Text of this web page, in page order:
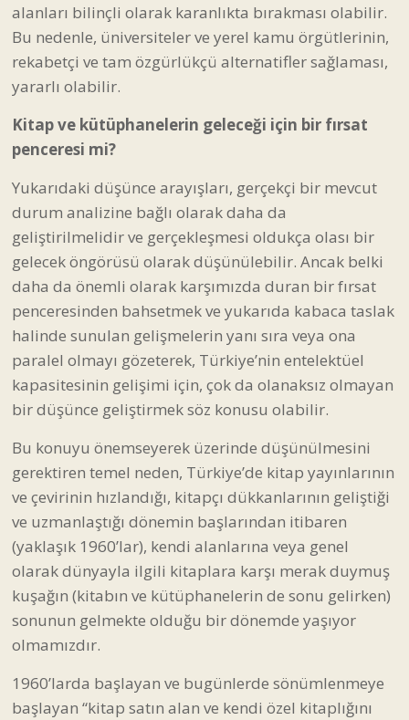
alanları bilinçli olarak karanlıkta bırakması olabilir.
Bu nedenle, üniversiteler ve yerel kamu örgütlerinin,
rekabetçi ve tam özgürlükçü alternatifler sağlaması,
yararlı olabilir.
Kitap ve kütüphanelerin geleceği için bir fırsat
penceresi mi?
Yukarıdaki düşünce arayışları, gerçekçi bir mevcut
durum analizine bağlı olarak daha da
geliştirilmelidir ve gerçekleşmesi oldukça olası bir
gelecek öngörüsü olarak düşünülebilir. Ancak belki
daha da önemli olarak karşımızda duran bir fırsat
penceresinden bahsetmek ve yukarıda kabaca taslak
halinde sunulan gelişmelerin yanı sıra veya ona
paralel olmayı gözeterek, Türkiye’nin entelektüel
kapasitesinin gelişimi için, çok da olanaksız olmayan
bir düşünce geliştirmek söz konusu olabilir.
Bu konuyu önemseyerek üzerinde düşünülmesini
gerektiren temel neden, Türkiye’de kitap yayınlarının
ve çevirinin hızlandığı, kitapçı dükkanlarının geliştiği
ve uzmanlaştığı dönemin başlarından itibaren
(yaklaşık 1960’lar), kendi alanlarına veya genel
olarak dünyayla ilgili kitaplara karşı merak duymuş
kuşağın (kitabın ve kütüphanelerin de sonu gelirken)
sonunun gelmekte olduğu bir dönemde yaşıyor
olmamızdır.
1960’larda başlayan ve bugünlerde sönümlenmeye
başlayan “kitap satın alan ve kendi özel kitaplığını